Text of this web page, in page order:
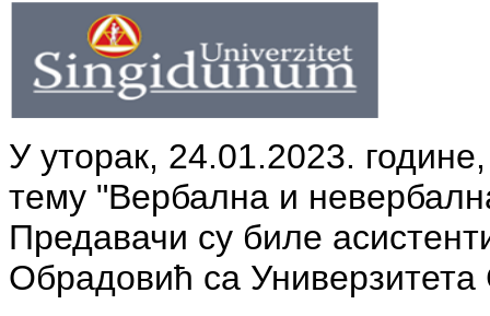
У уторак, 24.01.2023.
тему "Вербална и
Предавачи су биле
Обрадовић са